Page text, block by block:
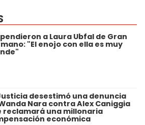
a Laura Ubfal de Gran
"El enojo con ella es muy
desestimó una denuncia
Nara contra Alex Caniggia
reclamará una millonaria
económica